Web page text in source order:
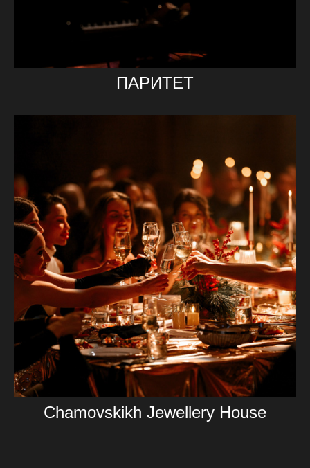
ПАРИТЕТ
Chamovskikh Jewellery House